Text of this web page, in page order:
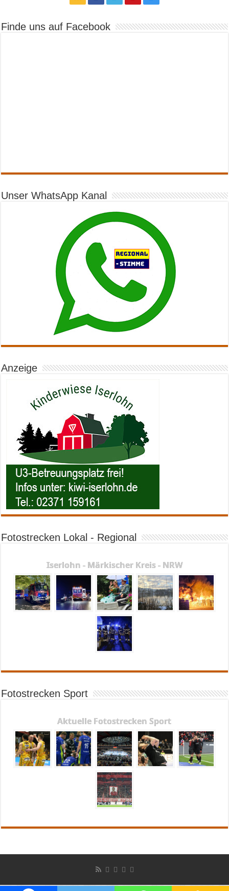
Finde uns auf Facebook
Unser WhatsApp Kanal
Anzeige
Fotostrecken Lokal - Regional
Iserlohn - Märkischer Kreis - NRW
Fotostrecken Sport
Aktuelle Fotostrecken Sport